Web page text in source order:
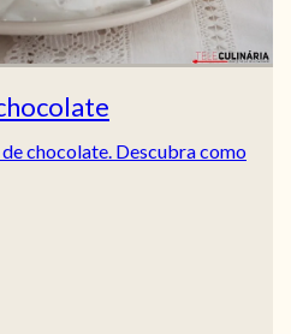
chocolate. Descubra como